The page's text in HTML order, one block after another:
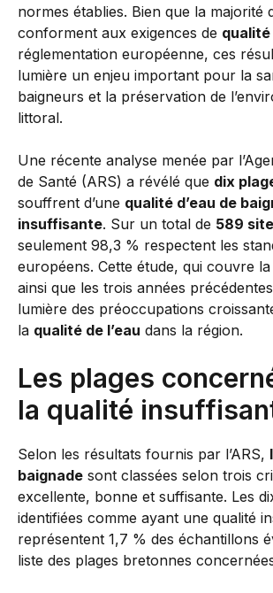
normes établies. Bien que la majorité
conforment aux exigences de qualité
réglementation européenne, ces
lumière un enjeu important pour la
baigneurs et la préservation de
littoral.
Une récente analyse menée par
de Santé (ARS) a révélé que dix
souffrent d’une qualité d’eau de
insuffisante. Sur un total de 589
seulement 98,3 % respectent les
européens. Cette étude, qui couvre
ainsi que les trois années
lumière des préoccupations
la qualité de l’eau dans la région.
Les plages
la qualité
Selon les résultats fournis par l’ARS,
baignade sont classées selon trois
excellente, bonne et suffisante. Les
identifiées comme ayant une qualité
représentent 1,7 % des échantillons
liste des plages bretonnes